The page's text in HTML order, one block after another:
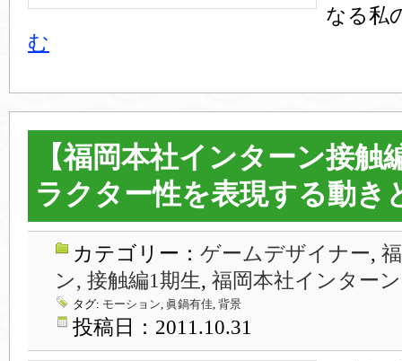
なる私
む
【福岡本社インターン接触
ラクター性を表現する動き
カテゴリー： ゲームデザイナー,
ン, 接触編1期生, 福岡本社インターン
タグ: モーション, 眞鍋有佳, 背景
投稿日：2011.10.31